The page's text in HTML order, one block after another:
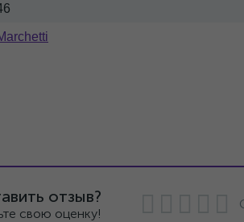
отзыв?
свою оценку!